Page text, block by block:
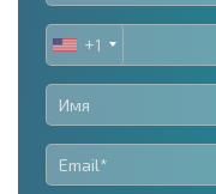
UNITED
STATES
+1
+1